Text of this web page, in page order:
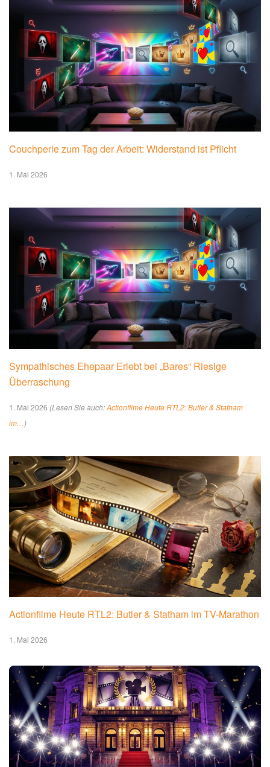
Couchperle zum Tag der Arbeit: Widerstand ist Pflicht
1. Mai 2026
Sympathisches Ehepaar Erlebt bei „Bares“ Riesige
Überraschung
1. Mai 2026 (Lesen Sie auch:Actionfilme Heute RTL2: Butler & Statham
im…)
Actionfilme Heute RTL2: Butler & Statham im TV-Marathon
1. Mai 2026